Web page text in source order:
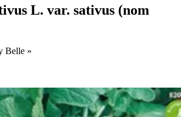
L. var. sativus (nom
Belle »